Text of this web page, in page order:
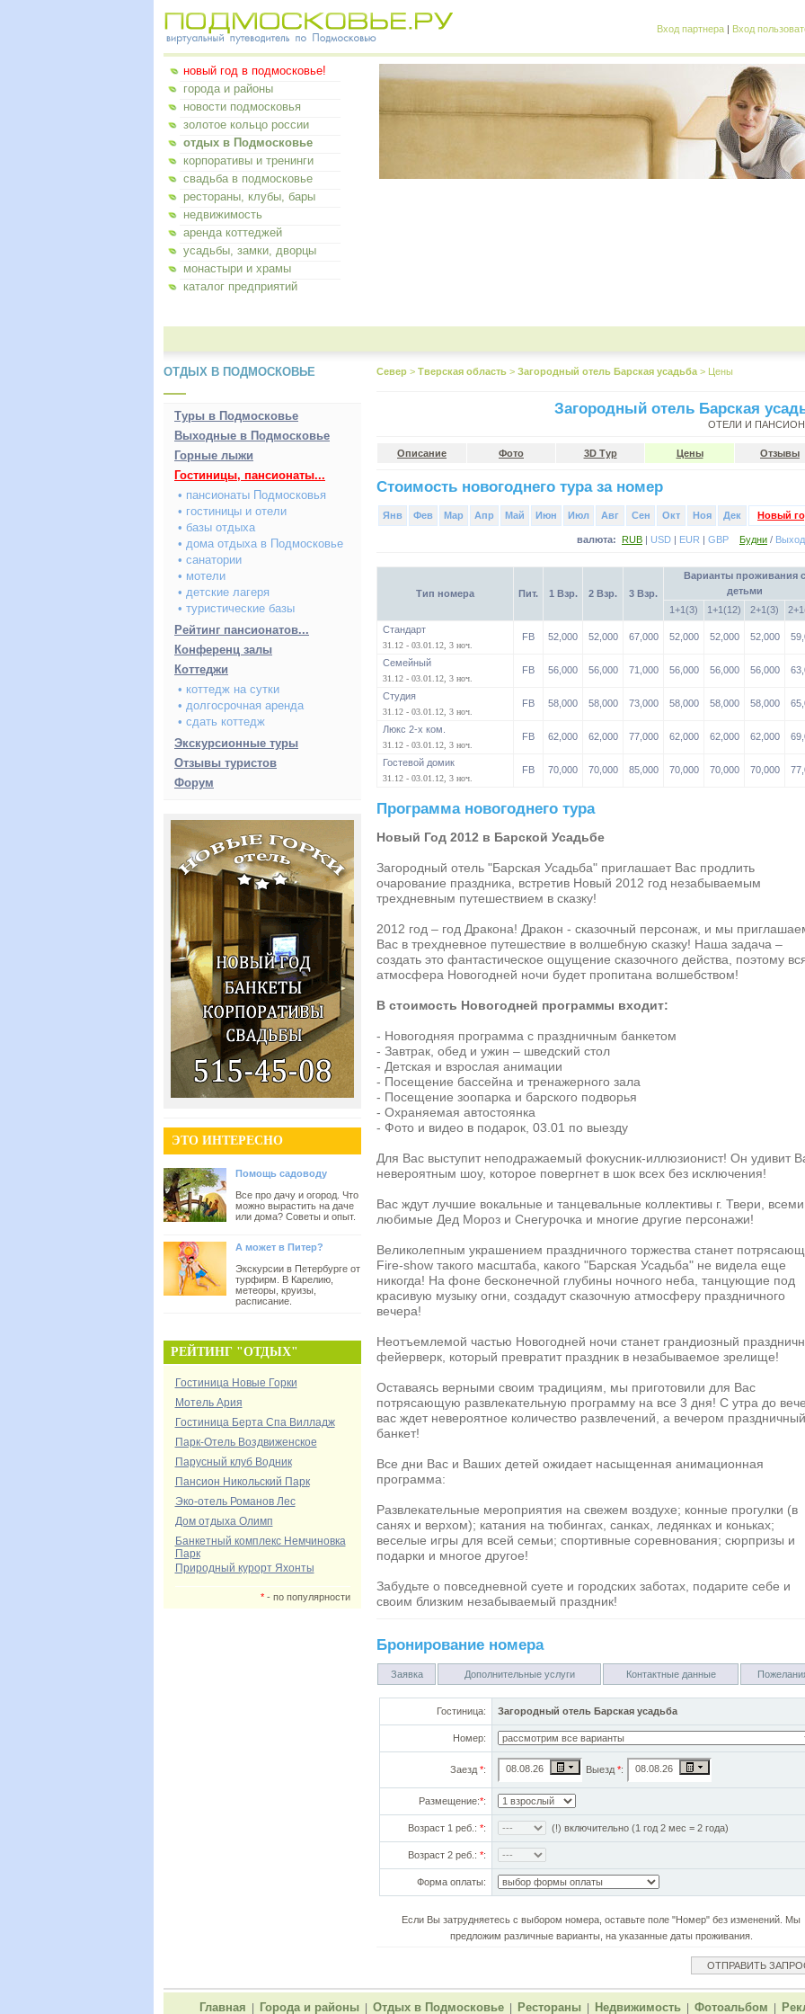
Вход партнера | Вход
новый год в подмосковье!
города и районы
новости подмосковья
золотое кольцо россии
отдых в Подмосковье
корпоративы и тренинги
свадьба в подмосковье
рестораны, клубы, бары
недвижимость
аренда коттеджей
усадьбы, замки, дворцы
монастыри и храмы
каталог предприятий
ОТДЫХ В ПОДМОСКОВЬЕ
Туры в Подмосковье
Выходные в Подмосковье
Горные лыжи
Гостиницы, пансионаты...
• пансионаты Подмосковья
• гостиницы и отели
• базы отдыха
• дома отдыха в Подмосковье
• санатории
• мотели
• детские лагеря
• туристические базы
Рейтинг пансионатов...
Конференц залы
Коттеджи
• коттедж на сутки
• долгосрочная аренда
• сдать коттедж
Экскурсионные туры
Отзывы туристов
Форум
ЭТО ИНТЕРЕСНО
Помощь садоводу
Все про дачу и огород. Что
можно вырастить на даче
или дома? Советы и опыт.
А может в Питер?
Экскурсии в Петербурге от
турфирм. В Карелию,
метеоры, круизы,
расписание.
РЕЙТИНГ "ОТДЫХ"
Гостиница Новые Горки
Мотель Ария
Гостиница Берта Спа Вилладж
Парк-Отель Воздвиженское
Парусный клуб Водник
Пансион Никольский Парк
Эко-отель Романов Лес
Дом отдыха Олимп
Банкетный комплекс Немчиновка
Парк
Природный курорт Яхонты
*- по популярности
Север > Тверская область > Загородный отель Барская усадьба > Цены
Загородный отель Барская
ОТЕЛИ И
Описание Фото 3D Тур Цены Отзывы
Стоимость новогоднего тура за номер
Янв Фев Мар Апр Май Июн Июл Авг Сен Окт Ноя Дек Новый
валюта: RUB | USD | EUR | GBP Будни /
Тип номера Пит. 1 Взр. 2 Взр. 3 Взр.
Варианты проживания с
детьми
1+1(3)
1+1(12) 2+1(3)
Стандарт
31.12 - 03.01.12, 3 ноч.
FB 52,000 52,000 67,000 52,000 52,000 52,000
Семейный
31.12 - 03.01.12, 3 ноч.
FB 56,000 56,000 71,000 56,000 56,000 56,000
Студия
31.12 - 03.01.12, 3 ноч.
FB 58,000 58,000 73,000 58,000 58,000 58,000
Люкс 2-х ком.
31.12 - 03.01.12, 3 ноч.
FB 62,000 62,000 77,000 62,000 62,000 62,000
Гостевой домик
31.12 - 03.01.12, 3 ноч.
FB 70,000 70,000 85,000 70,000 70,000 70,000
Программа новогоднего тура
Новый Год 2012 в Барской Усадьбе
Загородный отель "Барская Усадьба" приглашает Вас продлить
очарование праздника, встретив Новый 2012 год незабываемым
трехдневным путешествием в сказку!
2012 год – год Дракона! Дракон - сказочный персонаж, и мы
Вас в трехдневное путешествие в волшебную сказку! Наша задача –
создать это фантастическое ощущение сказочного действа, поэтому
атмосфера Новогодней ночи будет пропитана волшебством!
В стоимость Новогодней программы входит:
- Новогодняя программа с праздничным банкетом
- Завтрак, обед и ужин – шведский стол
- Детская и взрослая анимации
- Посещение бассейна и тренажерного зала
- Посещение зоопарка и барского подворья
- Охраняемая автостоянка
- Фото и видео в подарок, 03.01 по выезду
Для Вас выступит неподражаемый фокусник-иллюзионист! Он удивит
невероятным шоу, которое повергнет в шок всех без исключения!
Вас ждут лучшие вокальные и танцевальные коллективы г. Твери, всеми
любимые Дед Мороз и Снегурочка и многие другие персонажи!
Великолепным украшением праздничного торжества станет
Fire-show такого масштаба, какого "Барская Усадьба" не видела еще
никогда! На фоне бесконечной глубины ночного неба, танцующие под
красивую музыку огни, создадут сказочную атмосферу праздничного
вечера!
Неотъемлемой частью Новогодней ночи станет грандиозный
фейерверк, который превратит праздник в незабываемое зрелище!
Оставаясь верными своим традициям, мы приготовили для Вас
потрясающую развлекательную программу на все 3 дня! С утра до
вас ждет невероятное количество развлечений, а вечером праздничный
банкет!
Все дни Вас и Ваших детей ожидает насыщенная анимационная
программа:
Развлекательные мероприятия на свежем воздухе; конные прогулки (в
санях и верхом); катания на тюбингах, санках, ледянках и коньках;
веселые игры для всей семьи; спортивные соревнования; сюрпризы и
подарки и многое другое!
Забудьте о повседневной суете и городских заботах, подарите себе и
своим близким незабываемый праздник!
Бронирование номера
Заявка Дополнительные услуги Контактные данные
Гостиница: Загородный отель Барская усадьба
Номер:
Заезд *: Выезд *:
Размещение:*:
Возраст 1 реб.: *: (!) включительно (1 год 2 мес = 2 года)
Возраст 2 реб.: *:
Форма оплаты:
Если Вы затрудняетесь с выбором номера, оставьте поле "Номер" без изменений. Мы
предложим различные варианты, на указанные даты проживания.
Главная Города и районы Отдых в Подмосковье Рестораны Недвижимость Фотоальбом